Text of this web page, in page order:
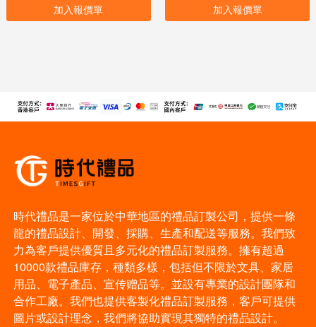
加入報價單 加入報價單
時代禮品是一家位於中華地區的禮品訂製公司，提供一條
龍的禮品設計、開發、採購、生產和配送等服務。我們致
力為客戶提供優質且多元化的禮品訂製服務。擁有超過
10000款禮品庫存，種類多樣，包括但不限於文具、家居
用品、電子產品、宣传赠品等。並設有專業的設計團隊和
合作工廠。我們也提供客製化禮品訂製服務，客戶可提供
圖片或設計理念，我們將協助實現其獨特的禮品設計。